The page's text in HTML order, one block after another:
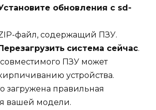
обновления с sd-
файл, содержащий ПЗУ.
система сейчас.
ПЗУ может
устройства.
загружена правильная
вашей модели.